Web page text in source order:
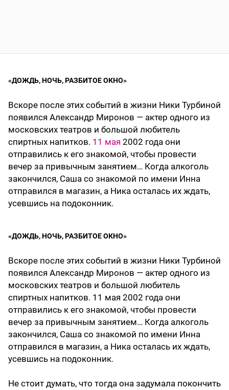
«ДОЖДЬ, НОЧЬ, РАЗБИТОЕ ОКНО»
Вскоре после этих событий в жизни Ники Турбиной
появился Александр Миронов — актер одного из
московских театров и большой любитель
спиртных напитков. 11 мая 2002 года они
отправились к его знакомой, чтобы провести
вечер за привычным занятием… Когда алкоголь
закончился, Саша со знакомой по имени Инна
отправился в магазин, а Ника осталась их ждать,
усевшись на подоконник.
«ДОЖДЬ, НОЧЬ, РАЗБИТОЕ ОКНО»
Вскоре после этих событий в жизни Ники Турбиной
появился Александр Миронов — актер одного из
московских театров и большой любитель
спиртных напитков. 11 мая 2002 года они
отправились к его знакомой, чтобы провести
вечер за привычным занятием… Когда алкоголь
закончился, Саша со знакомой по имени Инна
отправился в магазин, а Ника осталась их ждать,
усевшись на подоконник.
Не стоит думать, что тогда она задумала покончить